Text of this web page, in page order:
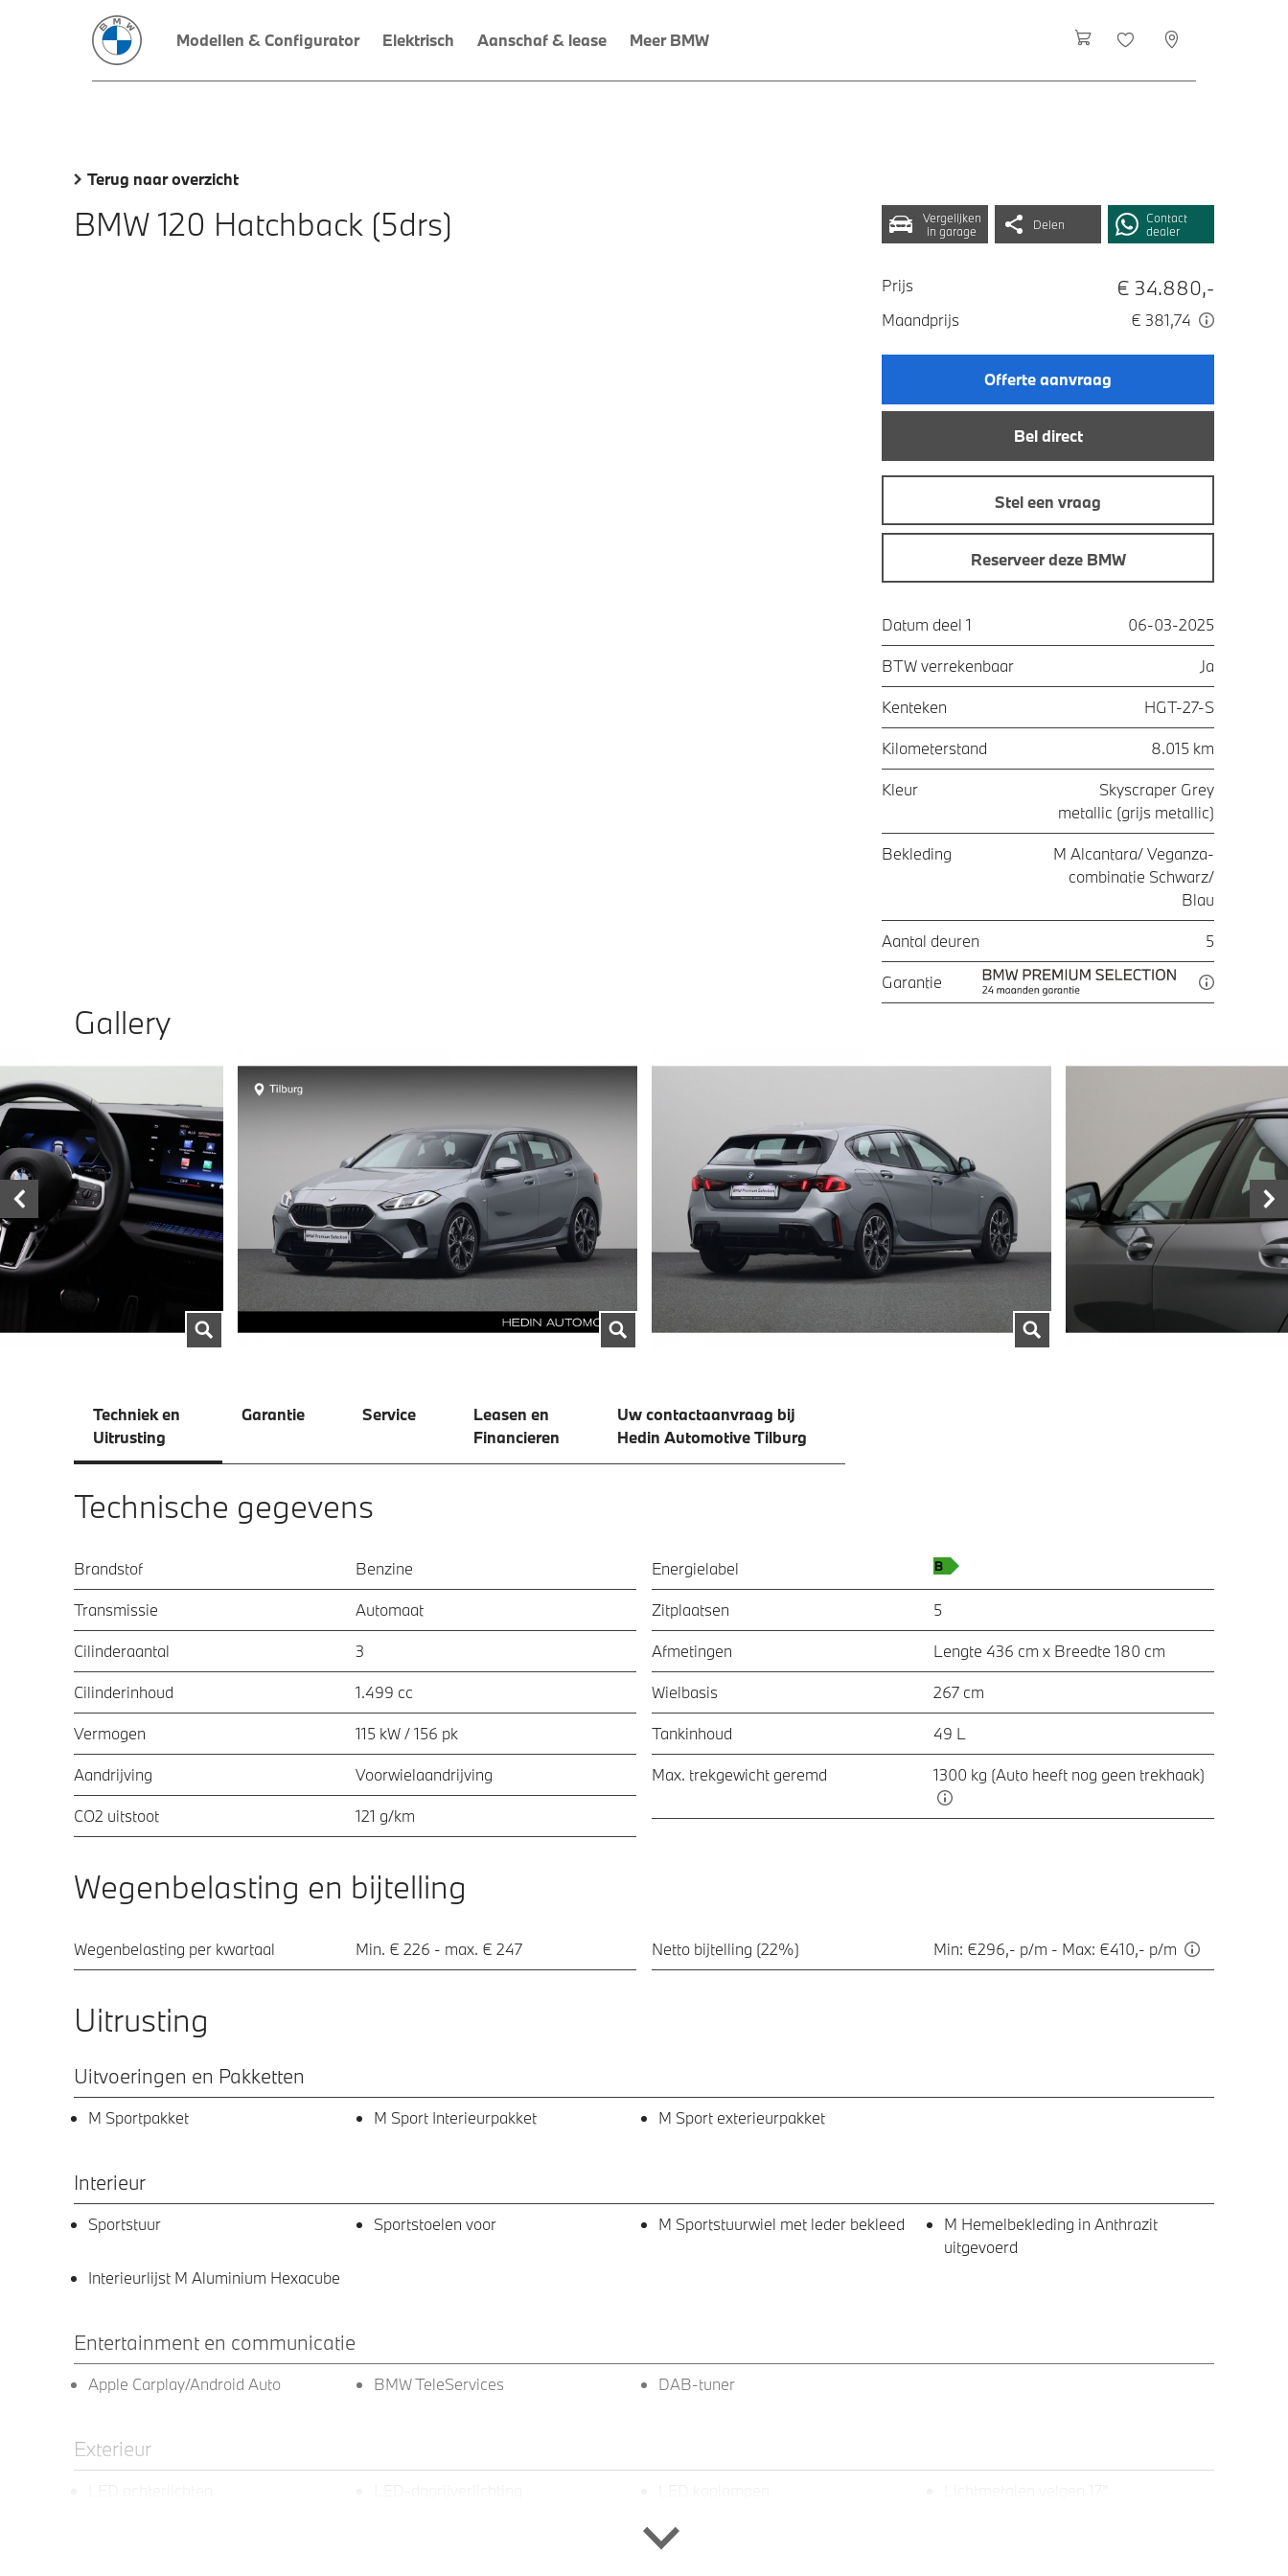
Modellen & Configurator Elektrisch Aanschaf & lease Meer BMW
Terug naar overzicht
BMW 120 Hatchback (5drs)
Vergelijken
in garage
Delen
Contact
dealer
Prijs € 34.880,-
Maandprijs € 381,74
Offerte aanvraag
Bel direct
Stel een vraag
Reserveer deze BMW
Datum deel 1 06-03-2025
BTW verrekenbaar Ja
Kenteken HGT-27-S
Kilometerstand 8.015 km
Kleur
Skyscraper Grey
metallic (grijs metallic)
Bekleding
M Alcantara/ Veganza-
combinatie Schwarz/
Blau
Aantal deuren 5
Garantie
Gallery
Techniek en
Uitrusting
Garantie Service
Leasen en
Financieren
Uw contactaanvraag bij
Hedin Automotive Tilburg
Technische gegevens
Brandstof Benzine
Transmissie Automaat
Cilinderaantal 3
Cilinderinhoud 1.499 cc
Vermogen 115 kW / 156 pk
Aandrijving Voorwielaandrijving
CO2 uitstoot 121 g/km
Energielabel
Zitplaatsen 5
Afmetingen Lengte 436 cm x Breedte 180 cm
Wielbasis 267 cm
Tankinhoud 49 L
Max. trekgewicht geremd 1300 kg (Auto heeft nog geen trekhaak)
Wegenbelasting en bijtelling
Wegenbelasting per kwartaal Min. € 226 - max. € 247 Netto bijtelling (22%) Min: €296,- p/m - Max: €410,- p/m
Uitrusting
Uitvoeringen en Pakketten
M Sportpakket M Sport Interieurpakket M Sport exterieurpakket
Interieur
Sportstuur Sportstoelen voor M Sportstuurwiel met leder bekleed
M Hemelbekleding in Anthrazit
uitgevoerd
Interieurlijst M Aluminium Hexacube
Entertainment en communicatie
Apple Carplay/Android Auto BMW TeleServices DAB-tuner
Exterieur